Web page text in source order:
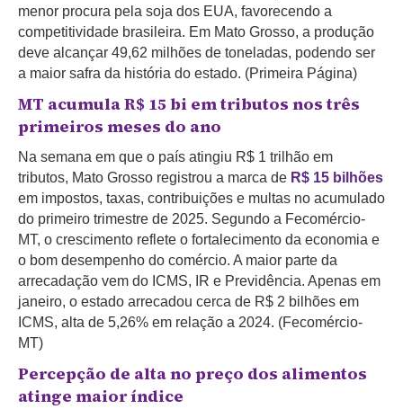
menor procura pela soja dos EUA, favorecendo a
competitividade brasileira. Em Mato Grosso, a produção
deve alcançar 49,62 milhões de toneladas, podendo ser
a maior safra da história do estado. (Primeira Página)
MT acumula R$ 15 bi em tributos nos três
primeiros meses do ano
Na semana em que o país atingiu R$ 1 trilhão em
tributos, Mato Grosso registrou a marca de R$ 15 bilhões
em impostos, taxas, contribuições e multas no acumulado
do primeiro trimestre de 2025. Segundo a Fecomércio-
MT, o crescimento reflete o fortalecimento da economia e
o bom desempenho do comércio. A maior parte da
arrecadação vem do ICMS, IR e Previdência. Apenas em
janeiro, o estado arrecadou cerca de R$ 2 bilhões em
ICMS, alta de 5,26% em relação a 2024. (Fecomércio-
MT)
Percepção de alta no preço dos alimentos
atinge maior índice